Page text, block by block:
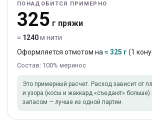
ПОНАДОБИТСЯ ПРИМЕРНО
325 г пряжи
≈ 1240м нити
Оформляется отмотом на≈ 325 г (1
Состав: 100% меринос
Это примерный расчет. Расход зависит от
и узора (косы и жаккард «съедают»
запасом — лучше из одной партии.